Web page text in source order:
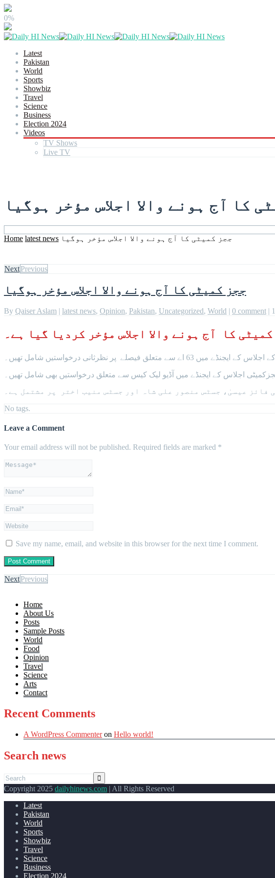
0%
Latest
Pakistan
World
Sports
Showbiz
Travel
Science
Business
Election 2024
Videos
TV Shows
Live TV
کا آج ہونے والا اجلاس مؤخر ہوگیا
Home latest news ججز کمیٹی کا آج ہونے والا اجلاس مؤخر ہوگیا
NextPrevious
ججز کمیٹی کا آج ہونے والا اجلاس مؤخر ہوگیا
By Qaiser Aslam | latest news, Opinion, Pakistan, Uncategorized, World | 0 comment |
کا آج ہونے والا اجلاس مؤخر کردیا گیا ہے۔
متعلق فیصلے پر نظرثانی درخواستیں شامل تھیں۔
اجلاس کے ایجنڈے میں آڈیو لیک کیس سے متعلق درخواستیں بھی شامل تھیں۔
عیسیٰ، جسٹس منصور علی شاہ اور جسٹس منیب اختر پر مشتمل ہے۔
No tags.
Leave a Comment
Your email address will not be published. Required fields are marked *
Save my name, email, and website in this browser for the next time I comment.
NextPrevious
Home
About Us
Posts
Sample Posts
World
Food
Opinion
Travel
Science
Arts
Contact
Recent Comments
A WordPress Commenteron Hello world!
Search news
Copyright 2025 dailyhinews.com | All Rights Reserved
Latest
Pakistan
World
Sports
Showbiz
Travel
Science
Business
Election 2024